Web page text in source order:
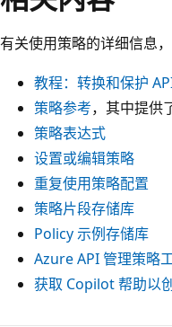
有关使用策略的详细信息，
教程：转换和保护
策略参考，其中提供
策略表达式
设置或编辑策略
重复使用策略配置
策略片段存储库
Policy 示例存储库
Azure API 管理策略
获取 Copilot 帮助以
阅